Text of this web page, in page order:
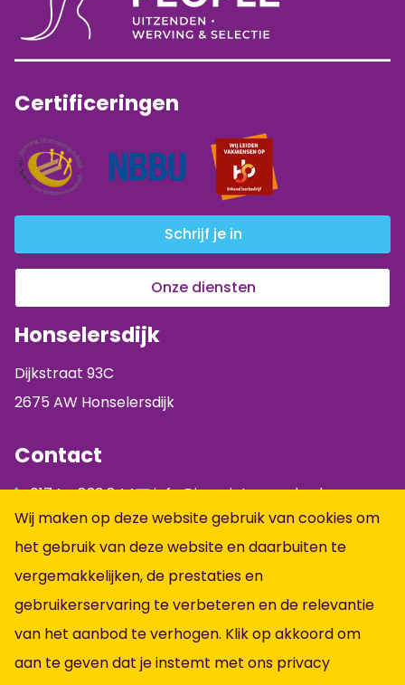
Certificeringen
Schrijf je in
Onze diensten
Honselersdijk
Dijkstraat 93C
2675 AW Honselersdijk
Contact
0174 - 833 844
info@jumpintopeople.nl
Facebook
Instagram
LinkedIn
Informatie
Alle vacatures
Wij maken op deze website gebruik van cookies om
het gebruik van deze website en daarbuiten te
vergemakkelijken, de prestaties en
gebruikerservaring te verbeteren en de relevantie
van het aanbod te verhogen. Klik op akkoord om
aan te geven dat je instemt met ons privacy